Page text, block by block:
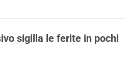
sigilla le ferite in pochi